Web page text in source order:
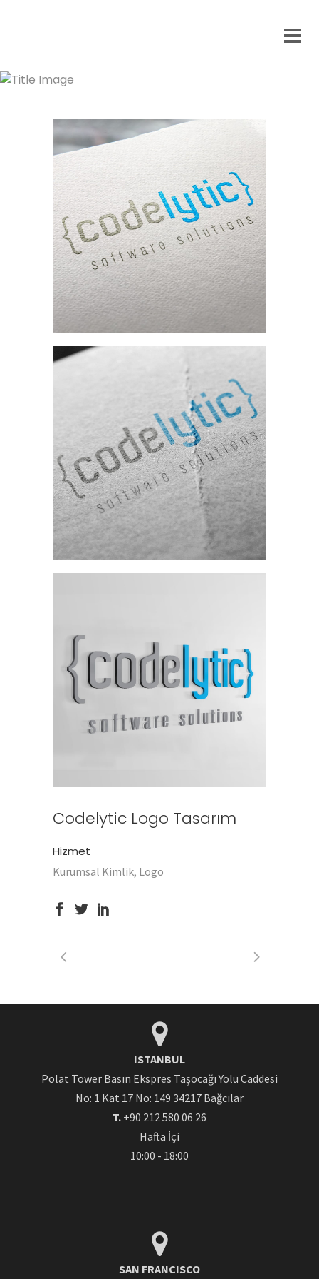
Codelytic Logo Tasarım
Codelytic Logo Tasarım
Hizmet
Kurumsal Kimlik, Logo
ISTANBUL
Polat Tower Basın Ekspres Taşocağı Yolu Caddesi
No: 1 Kat 17 No: 149 34217 Bağcılar
T. +90 212 580 06 26
Hafta İçi
10:00 - 18:00
SAN FRANCISCO